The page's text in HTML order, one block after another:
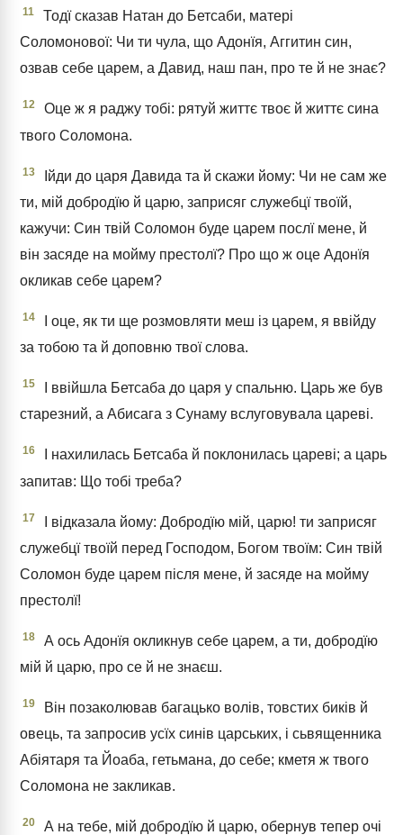
11
Тодї сказав Натан до Бетсаби, матері
Соломонової: Чи ти чула, що Адонїя, Аггитин син,
озвав себе царем, а Давид, наш пан, про те й не знає?
12
Оце ж я раджу тобі: рятуй життє твоє й життє сина
твого Соломона.
13
Ійди до царя Давида та й скажи йому: Чи не сам же
ти, мій добродїю й царю, заприсяг служебцї твоїй,
кажучи: Син твій Соломон буде царем послї мене, й
він засяде на мойму престолї? Про що ж оце Адонїя
окликав себе царем?
14
І оце, як ти ще розмовляти меш із царем, я ввійду
за тобою та й доповню твої слова.
15
І ввійшла Бетсаба до царя у спальню. Царь же був
старезний, а Абисага з Сунаму вслуговувала цареві.
16
І нахилилась Бетсаба й поклонилась цареві; а царь
запитав: Що тобі треба?
17
І відказала йому: Добродїю мій, царю! ти заприсяг
служебцї твоїй перед Господом, Богом твоїм: Син твій
Соломон буде царем після мене, й засяде на мойму
престолї!
18
А ось Адонїя окликнув себе царем, а ти, добродїю
мій й царю, про се й не знаєш.
19
Він позаколював багацько волів, товстих биків й
овець, та запросив усїх синів царських, і сьвященника
Абіятаря та Йоаба, гетьмана, до себе; кметя ж твого
Соломона не закликав.
20
А на тебе, мій добродїю й царю, обернув тепер очі